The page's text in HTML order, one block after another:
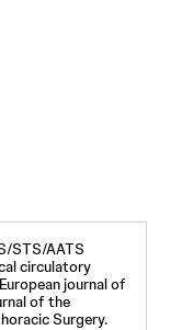
STS/AATS
circulatory
journal of
of the
Surgery.